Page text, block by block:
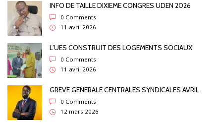
INFO DE TAILLE DIXIEME CONGRES UDEN 2026
0 Comments
11 avril 2026
L’UES CONSTRUIT DES LOGEMENTS SOCIAUX
0 Comments
11 avril 2026
GREVE GENERALE CENTRALES SYNDICALES AVRIL
0 Comments
12 mars 2026